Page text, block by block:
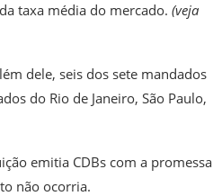
taxa média do mercado. (veja
dele, seis dos sete mandados
do Rio de Janeiro, São Paulo,
emitia CDBs com a promessa
não ocorria.